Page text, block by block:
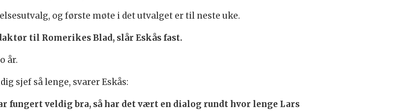
og første møte i det utvalget er til neste uke.
til Romerikes Blad, slår Eskås fast.
år.
sjef så lenge, svarer Eskås:
fungert veldig bra, så har det vært en dialog rundt hvor lenge Lars